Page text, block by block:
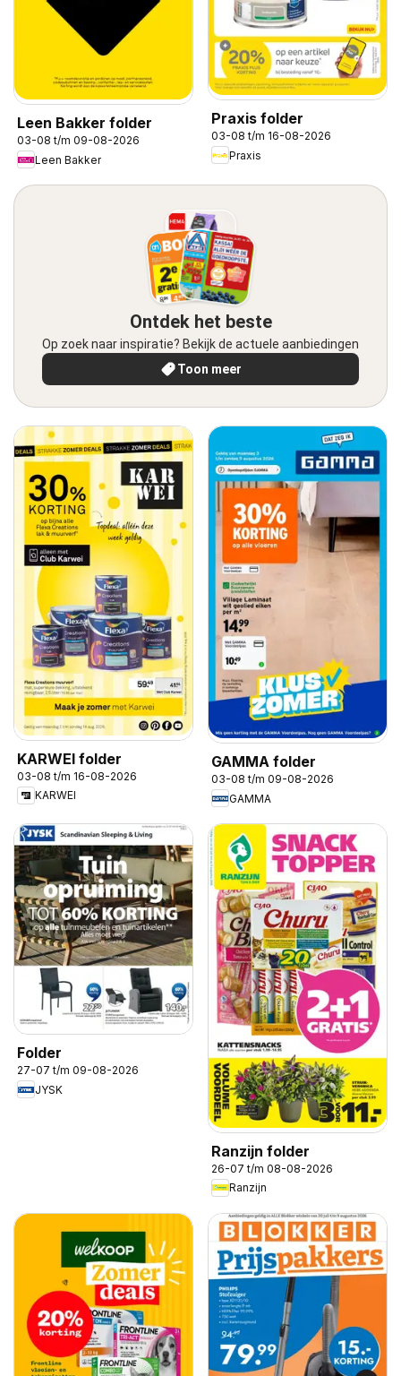
Leen Bakker folder
03-08 t/m 09-08-2026
Leen Bakker
Praxis folder
03-08 t/m 16-08-2026
Praxis
Ontdek het beste
Op zoek naar inspiratie? Bekijk de actuele aanbiedingen
Toon meer
KARWEI folder
03-08 t/m 16-08-2026
KARWEI
GAMMA folder
03-08 t/m 09-08-2026
GAMMA
Folder
27-07 t/m 09-08-2026
JYSK
Ranzijn folder
26-07 t/m 08-08-2026
Ranzijn